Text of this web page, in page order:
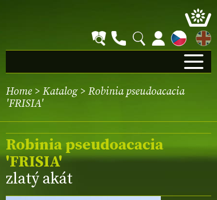
EN
Home > Katalog> Robinia pseudoacacia
'FRISIA'
Robinia pseudoacacia
'FRISIA'
zlatý akát